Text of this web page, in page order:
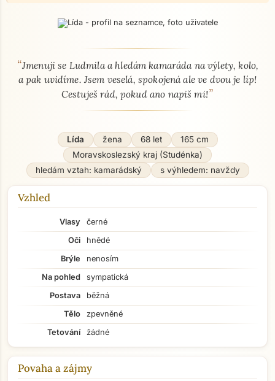
O mně - seznamka profil
“Jmenuji se Ludmila a hledám kamaráda na výlety, kolo,
a pak uvidíme. Jsem veselá, spokojená ale ve dvou je líp!
Cestuješ rád, pokud ano napiš mi!”
Lída žena 68 let
165 cm
Moravskoslezský kraj (Studénka)
hledám vztah: kamarádský
s výhledem: navždy
Vzhled
Vlasy
černé
Oči
hnědé
Brýle
nenosím
Na pohled
sympatická
Postava
běžná
Tělo
zpevněné
Tetování
žádné
Povaha a zájmy